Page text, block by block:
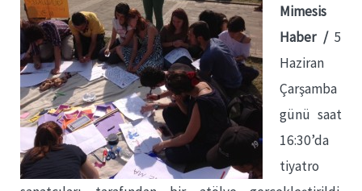
Mimesis
Haber /5
Haziran
Çarşamba
günü saat
16:30’da
tiyatro